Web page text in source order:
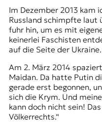
p
a
.
Im Dezember 2013 kam
Russland schimpfte laut
fuhr hin, um es mit
keinerlei Faschisten
auf die Seite der Ukraine.
Am 2. März 2014
Maidan. Da hatte Putin
gerade erst begonnen,
sich die Krym. Und
kann doch nicht sein!
Völkerrechts.“